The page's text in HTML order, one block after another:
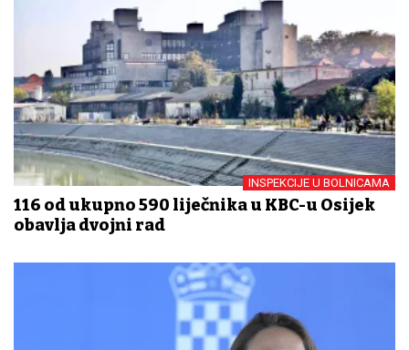
INSPEKCIJE U BOLNICAMA
116 od ukupno 590 liječnika u KBC-u Osijek
obavlja dvojni rad